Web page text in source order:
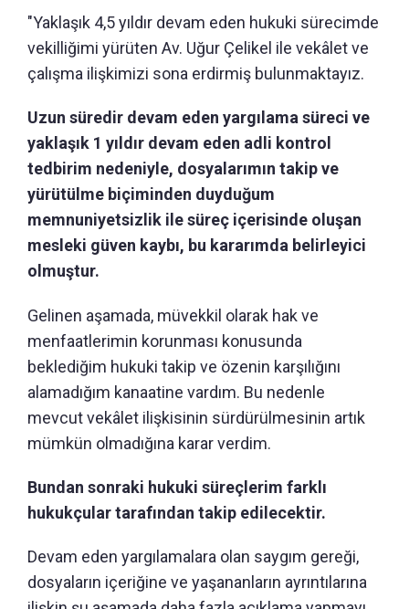
"Yaklaşık 4,5 yıldır devam eden hukuki sürecimde
vekilliğimi yürüten Av. Uğur Çelikel ile vekâlet ve
çalışma ilişkimizi sona erdirmiş bulunmaktayız.
Uzun süredir devam eden yargılama süreci ve
yaklaşık 1 yıldır devam eden adli kontrol
tedbirim nedeniyle, dosyalarımın takip ve
yürütülme biçiminden duyduğum
memnuniyetsizlik ile süreç içerisinde oluşan
mesleki güven kaybı, bu kararımda belirleyici
olmuştur.
Gelinen aşamada, müvekkil olarak hak ve
menfaatlerimin korunması konusunda
beklediğim hukuki takip ve özenin karşılığını
alamadığım kanaatine vardım. Bu nedenle
mevcut vekâlet ilişkisinin sürdürülmesinin artık
mümkün olmadığına karar verdim.
Bundan sonraki hukuki süreçlerim farklı
hukukçular tarafından takip edilecektir.
Devam eden yargılamalara olan saygım gereği,
dosyaların içeriğine ve yaşananların ayrıntılarına